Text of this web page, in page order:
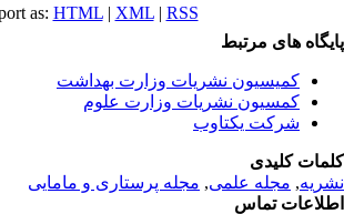
as:HTML |XML|RSS
های مرتبط
کمیسیون نشریات وزارت بهداشت
کمسیون نشریات وزارت علوم
شرکت یکتاوب
کلیدی
,مجله علمی, مجله پرستاری و مامایی
تماس